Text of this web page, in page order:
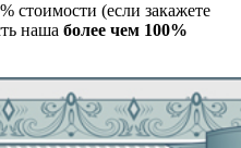
стоимости (если закажете
наша более чем 100%